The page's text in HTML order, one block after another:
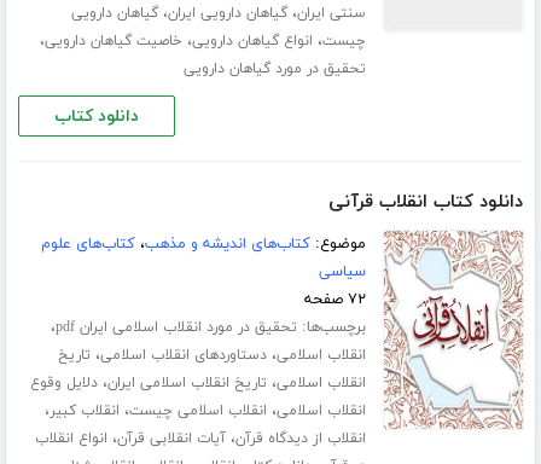
سنتی ایران،گیاهان دارویی ایران،گیاهان دارویی
چیست، انواع گیاهان دارویی، خاصیت گیاهان دارویی،
تحقیق در مورد گیاهان دارویی
دانلود کتاب
دانلود کتاب انقلاب قرآنی
موضوع:کتاب‌های اندیشه و مذهب،کتاب‌های علوم
سیاسی
۷۲ صفحه
برچسب‌ها: تحقیق در مورد انقلاب اسلامی ایران pdf ،
انقلاب اسلامی،دستاوردهای انقلاب اسلامی، تاریخ
انقلاب اسلامی، تاریخ انقلاب اسلامی ایران،دلایل وقوع
انقلاب اسلامی، انقلاب اسلامی چیست، انقلاب کبیر،
انقلاب از دیدگاه قرآن،آیات انقلابی قرآن، انواع انقلاب